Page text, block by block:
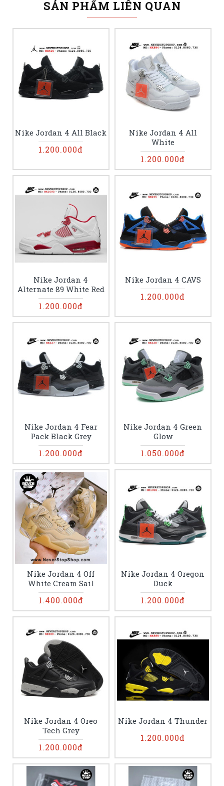
SẢN PHẨM LIÊN QUAN
Nike Jordan 4 All Black
1.200.000đ
Nike Jordan 4 All
White
1.200.000đ
Nike Jordan 4
Alternate 89 White Red
1.200.000đ
Nike Jordan 4 CAVS
1.200.000đ
Nike Jordan 4 Fear
Pack Black Grey
1.200.000đ
Nike Jordan 4 Green
Glow
1.050.000đ
Nike Jordan 4 Off
White Cream Sail
1.400.000đ
Nike Jordan 4 Oregon
Duck
1.200.000đ
Nike Jordan 4 Oreo
Tech Grey
1.200.000đ
Nike Jordan 4 Thunder
1.200.000đ